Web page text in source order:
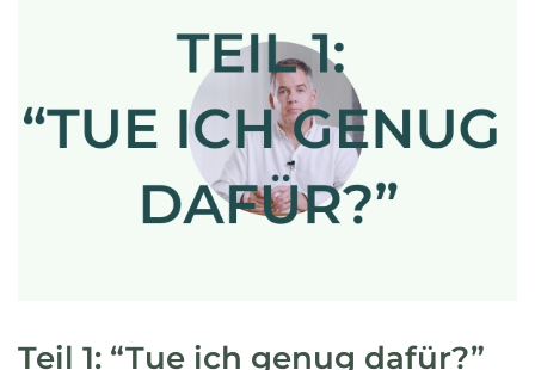
Teil 1: “Tue ich genug dafür?”